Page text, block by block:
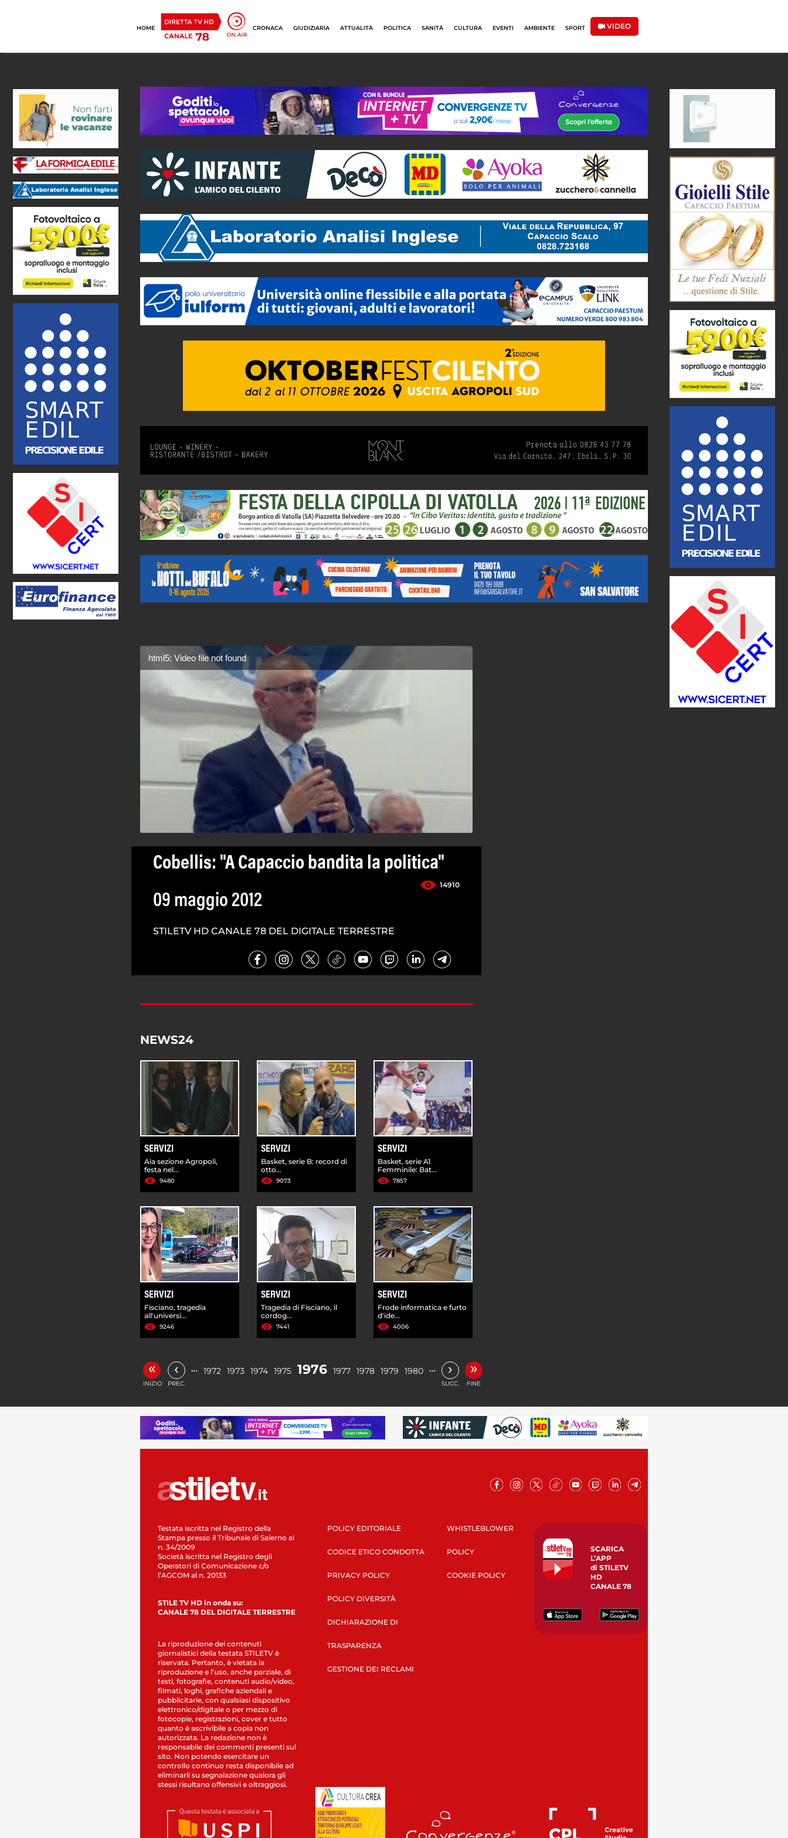
HOME CRONACA GIUDIZIARIA ATTUALITÀ POLITICA SANITÀ CULTURA EVENTI AMBIENTE SPORT VIDEO
html5: Video file not found
Cobellis: "A Capaccio bandita la politica"
14910
09 maggio 2012
STILETV HD CANALE 78 DEL DIGITALE TERRESTRE
NEWS24
SERVIZI
Aia sezione Agropoli,
festa nel...
9480
SERVIZI
Basket, serie B: record di
otto...
9073
SERVIZI
Basket, serie A1
Femminile: Bat...
7857
SERVIZI
Fisciano, tragedia
all'universi...
9246
SERVIZI
Tragedia di Fisciano, il
cordog...
7441
SERVIZI
Frode informatica e furto
d'ide...
4006
«
INIZIO
‹
PREC.
… 1972 1973 1974 1975 1976 1977 1978 1979 1980 … ›
SUCC.
»
FINE
Testata iscritta nel Registro della
Stampa presso il Tribunale di Salerno al
n. 34/2009
Società iscritta nel Registro degli
Operatori di Comunicazione c/o
l’AGCOM al n. 20133
STILE TV HD in onda su:
CANALE 78 DEL DIGITALE TERRESTRE
La riproduzione dei contenuti
giornalistici della testata STILETV è
riservata. Pertanto, è vietata la
riproduzione e l’uso, anche parziale, di
testi, fotografie, contenuti audio/video,
filmati, loghi, grafiche aziendali e
pubblicitarie, con qualsiasi dispositivo
elettronico/digitale o per mezzo di
fotocopie, registrazioni, cover e tutto
quanto è ascrivibile a copia non
autorizzata. La redazione non è
responsabile dei commenti presenti sul
sito. Non potendo esercitare un
controllo continuo resta disponibile ad
eliminarli su segnalazione qualora gli
stessi risultano offensivi e oltraggiosi.
POLICY EDITORIALE
CODICE ETICO CONDOTTA
PRIVACY POLICY
POLICY DIVERSITÀ
DICHIARAZIONE DI
TRASPARENZA
GESTIONE DEI RECLAMI
WHISTLEBLOWER
POLICY
COOKIE POLICY
SCARICA
L’APP
di STILETV
HD
CANALE 78